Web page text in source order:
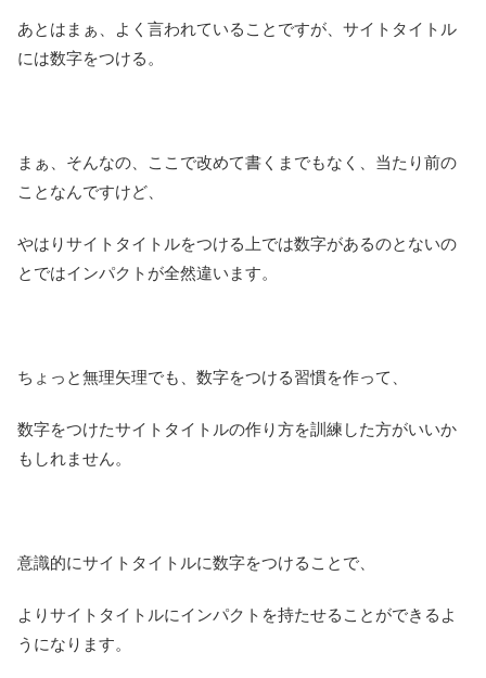
あとはまぁ、よく言われていることですが、サイトタイトル
には数字をつける。
まぁ、そんなの、ここで改めて書くまでもなく、当たり前の
ことなんですけど、
やはりサイトタイトルをつける上では数字があるのとないの
とではインパクトが全然違います。
ちょっと無理矢理でも、数字をつける習慣を作って、
数字をつけたサイトタイトルの作り方を訓練した方がいいか
もしれません。
意識的にサイトタイトルに数字をつけることで、
よりサイトタイトルにインパクトを持たせることができるよ
うになります。